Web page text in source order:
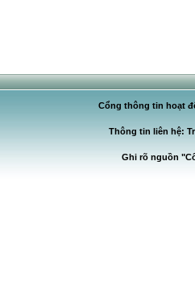
Cổng thông tin hoạt
Thông tin liên hệ:
Ghi rõ nguồn